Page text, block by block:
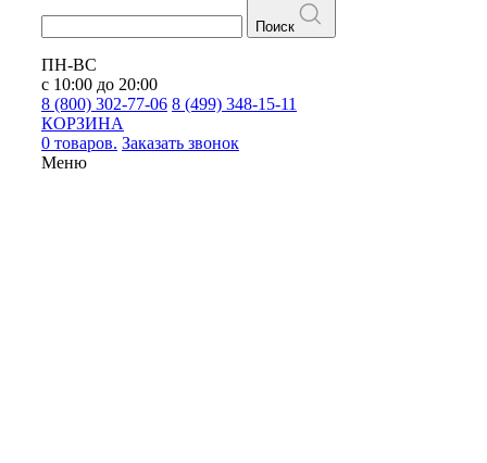
Поиск
ПН-ВС
с 10:00 до 20:00
8 (800) 302-77-06 8 (499) 348-15-11
КОРЗИНА
0 товаров. Заказать звонок
Меню